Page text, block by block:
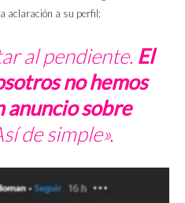
aclaración a su perfil:
al pendiente. El
no hemos
anuncio sobre
de simple».